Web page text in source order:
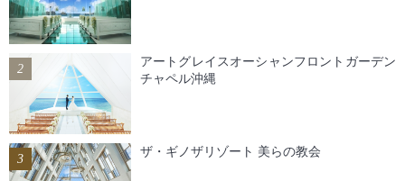
2
アートグレイスオーシャンフロントガーデン
チャペル沖縄
3
ザ・ギノザリゾート 美らの教会